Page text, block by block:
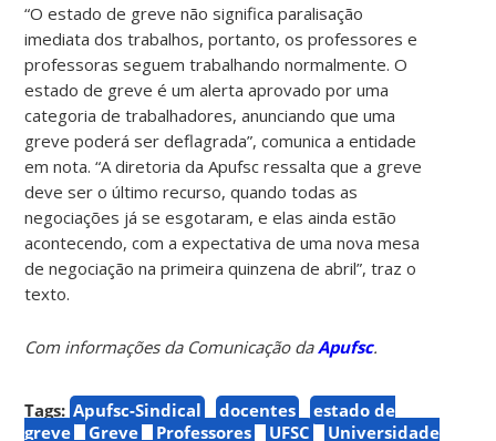
“O estado de greve não significa paralisação
imediata dos trabalhos, portanto, os professores e
professoras seguem trabalhando normalmente. O
estado de greve é um alerta aprovado por uma
categoria de trabalhadores, anunciando que uma
greve poderá ser deflagrada”, comunica a entidade
em nota. “A diretoria da Apufsc ressalta que a greve
deve ser o último recurso, quando todas as
negociações já se esgotaram, e elas ainda estão
acontecendo, com a expectativa de uma nova mesa
de negociação na primeira quinzena de abril”, traz o
texto.
Com informações da Comunicação daApufsc.
Tags: Apufsc-Sindical docentes
estado de
greve
Greve Professores UFSC Universidade